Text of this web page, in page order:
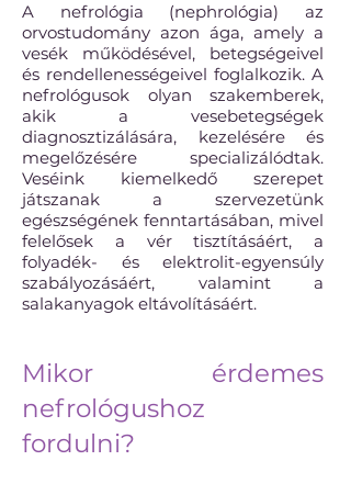
A nefrológia (nephrológia) az
orvostudomány azon ága, amely a
vesék működésével, betegségeivel
és rendellenességeivel foglalkozik. A
nefrológusok olyan szakemberek,
akik a vesebetegségek
diagnosztizálására, kezelésére és
megelőzésére specializálódtak.
Veséink kiemelkedő szerepet
játszanak a szervezetünk
egészségének fenntartásában, mivel
felelősek a vér tisztításáért, a
folyadék- és elektrolit-egyensúly
szabályozásáért, valamint a
salakanyagok eltávolításáért.
Mikor érdemes
nefrológushoz
fordulni?